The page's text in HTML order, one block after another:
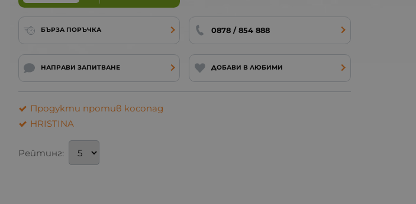
БЪРЗА ПОРЪЧКА 0878 / 854 888
НАПРАВИ ЗАПИТВАНЕ ДОБАВИ В ЛЮБИМИ
Продукти против косопад
HRISTINA
Рейтинг: